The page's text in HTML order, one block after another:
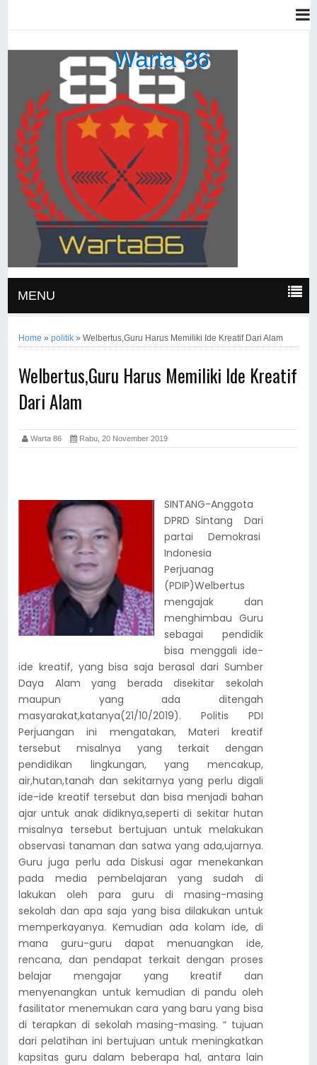
Warta 86
MENU
Home »politik »Welbertus,Guru Harus Memiliki Ide Kreatif Dari Alam
Welbertus,Guru Harus Memiliki Ide Kreatif
Dari Alam
Warta 86 Rabu, 20 November 2019
SINTANG-Anggota
DPRD Sintang Dari
partai Demokrasi
Indonesia
Perjuanag
(PDIP)Welbertus
mengajak dan
menghimbau Guru
sebagai pendidik
bisa menggali ide-
ide kreatif, yang bisa saja berasal dari Sumber
Daya Alam yang berada disekitar sekolah
maupun yang ada ditengah
masyarakat,katanya(21/10/2019). Politis PDI
Perjuangan ini mengatakan, Materi kreatif
tersebut misalnya yang terkait dengan
pendidikan lingkungan, yang mencakup,
air,hutan,tanah dan sekitarnya yang perlu digali
ide-ide kreatif tersebut dan bisa menjadi bahan
ajar untuk anak didiknya,seperti di sekitar hutan
misalnya tersebut bertujuan untuk melakukan
observasi tanaman dan satwa yang ada,ujarnya.
Guru juga perlu ada Diskusi agar menekankan
pada media pembelajaran yang sudah di
lakukan oleh para guru di masing-masing
sekolah dan apa saja yang bisa dilakukan untuk
memperkayanya. Kemudian ada kolam ide, di
mana guru-guru dapat menuangkan ide,
rencana, dan pendapat terkait dengan proses
belajar mengajar yang kreatif dan
menyenangkan untuk kemudian di pandu oleh
fasilitator menemukan cara yang baru yang bisa
di terapkan di sekolah masing-masing. “ tujuan
dari pelatihan ini bertujuan untuk meningkatkan
kapsitas guru dalam beberapa hal, antara lain